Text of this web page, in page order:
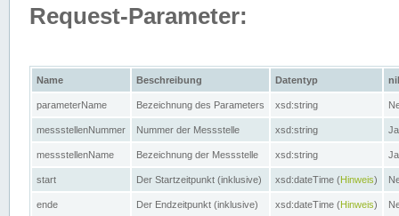
Request-Parameter:
Name Beschreibung Datentyp nil
parameterName Bezeichnung des Parameters xsd:string
messstellenNummer Nummer der Messstelle xsd:string Ja
messstellenName Bezeichnung der Messstelle xsd:string Ja
start Der Startzeitpunkt (inklusive) xsd:dateTime (Hinweis)
ende Der Endzeitpunkt (inklusive) xsd:dateTime (Hinweis)